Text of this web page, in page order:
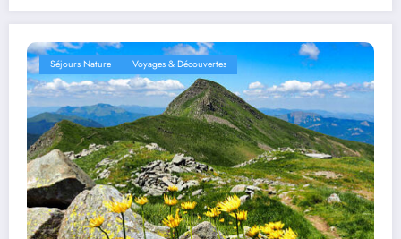
Séjours Nature Voyages & Découvertes